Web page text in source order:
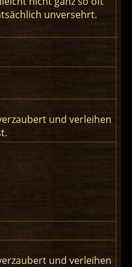
unversehrt.
und verleihen
und verleihen